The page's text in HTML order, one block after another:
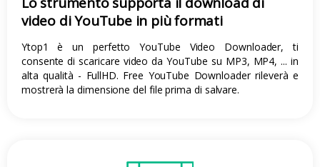
video di YouTube in più formati
Ytop1 è un perfetto YouTube Video Downloader, ti
consente di scaricare video da YouTube su MP3, MP4, ... in
alta qualità - FullHD. Free YouTube Downloader rileverà e
mostrerà la dimensione del file prima di salvare.